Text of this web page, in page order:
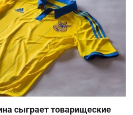
сыграет товарищеские